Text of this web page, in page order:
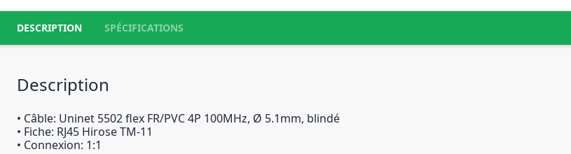
DESCRIPTION SPÉCIFICATIONS
Description
• Câble: Uninet 5502 flex FR/PVC 4P 100MHz, Ø 5.1mm, blindé
• Fiche: RJ45 Hirose TM-11
• Connexion: 1:1